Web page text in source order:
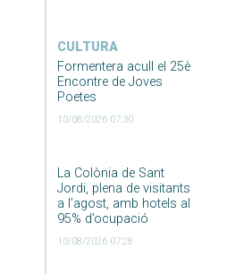
CULTURA
Formentera acull el 25è
Encontre de Joves
Poetes
10/08/2026 07:30
La Colònia de Sant
Jordi, plena de visitants
a l’agost, amb hotels al
95% d’ocupació
10/08/2026 07:28